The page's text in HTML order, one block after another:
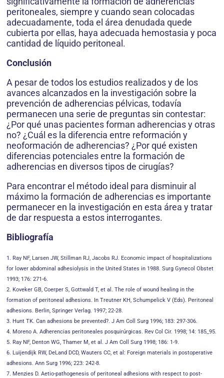
peritoneales, siempre y cuando sean colocadas
adecuadamente, toda el área denudada quede
cubierta por ellas, haya adecuada hemostasia y poca
cantidad de líquido peritoneal.
Conclusión
A pesar de todos los estudios realizados y de los
avances alcanzados en la investigación sobre la
prevención de adherencias pélvicas, todavía
permanecen una serie de preguntas sin contestar:
¿Por qué unas pacientes forman adherencias y otras
no? ¿Cuál es la diferencia entre reformación y
neoformación de adherencias? ¿Por qué existen
diferencias potenciales entre la formación de
adherencias en diversos tipos de cirugías?
Para encontrar el método ideal para disminuir al
máximo la formación de adherencias es importante
permanecer en la investigación en esta área y tratar
de dar respuesta a estos interrogantes.
Bibliografía
1. Ray NF, Larsen JW, Stillman RJ, Jacobs RJ. Economic impact of hospitalizations
for lower abdominal adhesiolysis in the United States in 1988. Surg Gynecol Obstet
1993; 176: 271-6.
2. Koveker GB, Coerper S, Gottwald T, et al. The role of wound healing in the
formation of peritoneal adhesions. In Treutner KH, Schumpelick V (Eds). Peritoneal
adhesions. Berlin, Springer Verlag. 1997; 22-28.
3. Hunt TK. Can adhesions be prevented?. J Am Coll Surg 1996; 183: 297-306.
4. Moreno A. Adherencias peritoneales posquirúrgicas. Rev Col Cir. 1998; 14: 185_95.
5. Ray NF, Denton WG, Thamer M, et al. J Am Coll Surg 1998; 186: 1-9.
6. Luijendijk RW, DeLand DCD, Wauters CC, et al: Foreign materials in postoperative
adhesions. Ann Surg 1996; 223: 242-8.
7. Menzies D. Aetio-pathogenesis of peritoneal adhesions with respect to post-